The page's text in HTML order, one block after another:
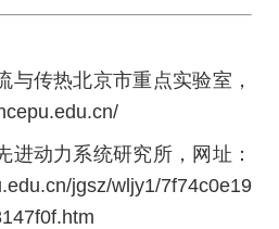
与传热北京市重点实验室，
进动力系统研究所，网址：
jgsz/wljy1/7f74c0e19